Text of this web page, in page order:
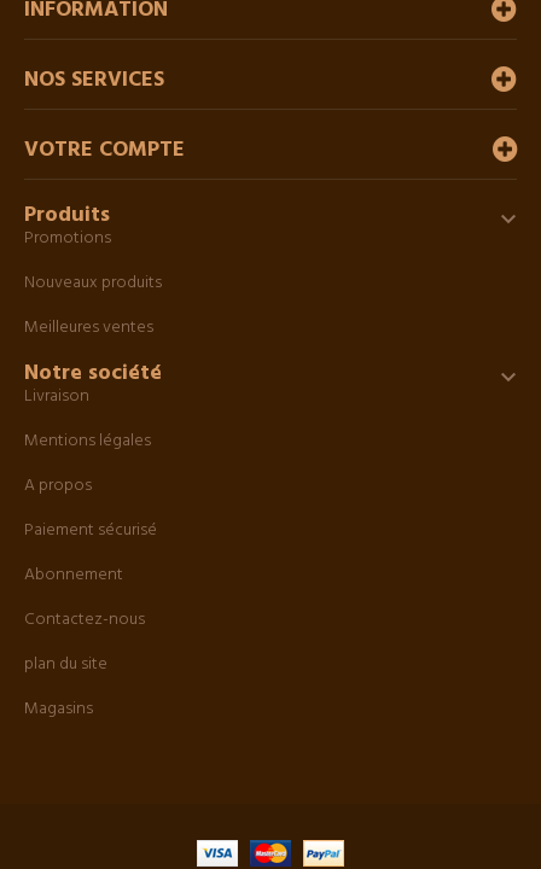
INFORMATION
NOS SERVICES
VOTRE COMPTE
Produits 
Promotions
Nouveaux produits
Meilleures ventes
Notre société 
Livraison
Mentions légales
A propos
Paiement sécurisé
Abonnement
Contactez-nous
plan du site
Magasins